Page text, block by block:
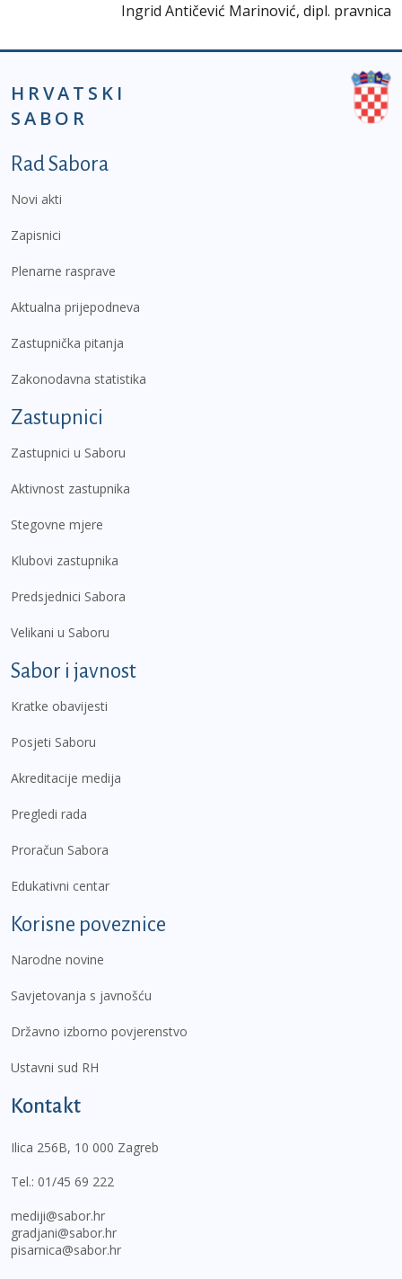
Ingrid Antičević Marinović, dipl. pravnica
HRVATSKI
SABOR
Podnožje prvi izbornik
Rad Sabora
Novi akti
Zapisnici
Plenarne rasprave
Aktualna prijepodneva
Zastupnička pitanja
Zakonodavna statistika
Zastupnici
Zastupnici u Saboru
Aktivnost zastupnika
Stegovne mjere
Klubovi zastupnika
Predsjednici Sabora
Velikani u Saboru
Sabor i javnost
Kratke obavijesti
Posjeti Saboru
Akreditacije medija
Pregledi rada
Proračun Sabora
Edukativni centar
Korisne poveznice
Narodne novine
Savjetovanja s javnošću
Državno izborno povjerenstvo
Ustavni sud RH
Kontakt
Ilica 256B, 10 000 Zagreb
Tel.: 01/45 69 222
mediji@sabor.hr
gradjani@sabor.hr
pisarnica@sabor.hr